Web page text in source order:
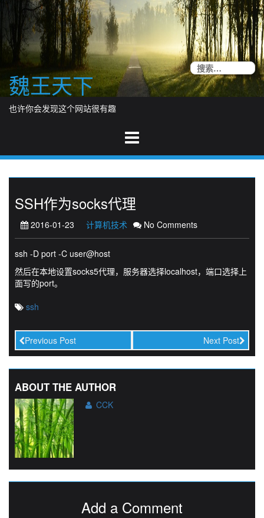
content
魏王天下
也许你会发现这个网站很有趣
搜
SSH作为socks代理
2016-01-23 计算机技术 No Comments
ssh -D port -C user@host
然后在本地设置socks5代理，服务器选择localhost，端口选择上
面写的port。
ssh
Previous Post Next Post
ABOUT THE AUTHOR
CCK
Add a Comment